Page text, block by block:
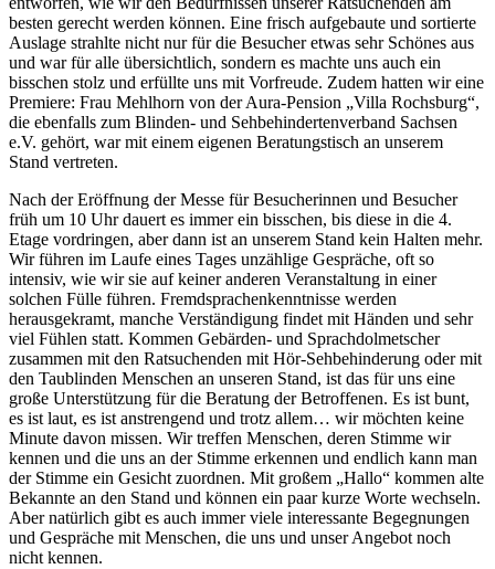
besten gerecht werden können. Eine frisch aufgebaute und sortierte
Auslage strahlte nicht nur für die Besucher etwas sehr Schönes aus
und war für alle übersichtlich, sondern es machte uns auch ein
bisschen stolz und erfüllte uns mit Vorfreude. Zudem hatten wir eine
Premiere: Frau Mehlhorn von der Aura-Pension „Villa Rochsburg“,
die ebenfalls zum Blinden- und Sehbehindertenverband Sachsen
e.V. gehört, war mit einem eigenen Beratungstisch an unserem
Stand vertreten.
Nach der Eröffnung der Messe für Besucherinnen und Besucher
früh um 10 Uhr dauert es immer ein bisschen, bis diese in die 4.
Etage vordringen, aber dann ist an unserem Stand kein Halten mehr.
Wir führen im Laufe eines Tages unzählige Gespräche, oft so
intensiv, wie wir sie auf keiner anderen Veranstaltung in einer
solchen Fülle führen. Fremdsprachenkenntnisse werden
herausgekramt, manche Verständigung findet mit Händen und sehr
viel Fühlen statt. Kommen Gebärden- und Sprachdolmetscher
zusammen mit den Ratsuchenden mit Hör-Sehbehinderung oder mit
den Taublinden Menschen an unseren Stand, ist das für uns eine
große Unterstützung für die Beratung der Betroffenen. Es ist bunt,
es ist laut, es ist anstrengend und trotz allem… wir möchten keine
Minute davon missen. Wir treffen Menschen, deren Stimme wir
kennen und die uns an der Stimme erkennen und endlich kann man
der Stimme ein Gesicht zuordnen. Mit großem „Hallo“ kommen alte
Bekannte an den Stand und können ein paar kurze Worte wechseln.
Aber natürlich gibt es auch immer viele interessante Begegnungen
und Gespräche mit Menschen, die uns und unser Angebot noch
nicht kennen.